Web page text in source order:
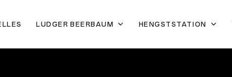
LUDGER BEERBAUM HENGSTSTATION